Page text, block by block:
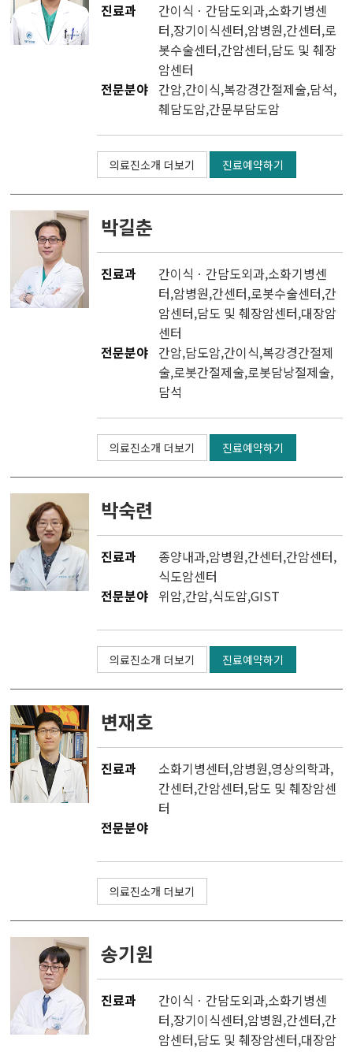
진료과 간이식ㆍ간담도외과,소화기병센
터,장기이식센터,암병원,간센터,로
봇수술센터,간암센터,담도 및 췌장
암센터
전문분야 간암,간이식,복강경간절제술,담석,
췌담도암,간문부담도암
의료진소개 더보기 진료예약하기
박길춘
진료과 간이식ㆍ간담도외과,소화기병센
터,암병원,간센터,로봇수술센터,간
암센터,담도 및 췌장암센터,대장암
센터
전문분야 간암,담도암,간이식,복강경간절제
술,로봇간절제술,로봇담낭절제술,
담석
의료진소개 더보기 진료예약하기
박숙련
진료과 종양내과,암병원,간센터,간암센터,
식도암센터
전문분야 위암,간암,식도암,GIST
의료진소개 더보기 진료예약하기
변재호
진료과 소화기병센터,암병원,영상의학과,
간센터,간암센터,담도 및 췌장암센
터
전문분야
의료진소개 더보기
송기원
진료과 간이식ㆍ간담도외과,소화기병센
터,장기이식센터,암병원,간센터,간
암센터,담도 및 췌장암센터,대장암